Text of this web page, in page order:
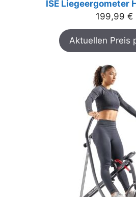
ISE Liegeergometer
199,99 €
Aktuellen Preis